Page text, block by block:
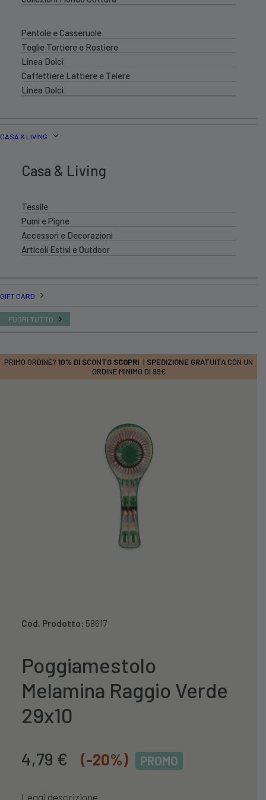
Pentole e Casseruole
Teglie Tortiere e Rostiere
Linea Dolci
Caffettiere Lattiere e Teiere
Linea Dolci
CASA & LIVING
Casa & Living
Tessile
Pumi e Pigne
Accessori e Decorazioni
Articoli Estivi e Outdoor
GIFT CARD
FUORI TUTTO
PRIMO ORDINE? 10% DI SCONTO SCOPRI | SPEDIZIONE GRATUITA CON UN
ORDINE MINIMO DI 99€
Cod. Prodotto: 58617
Poggiamestolo
Melamina Raggio Verde
29x10
Il
originale
4,79 €
attuale
(-20%) PROMO
Leggi descrizione